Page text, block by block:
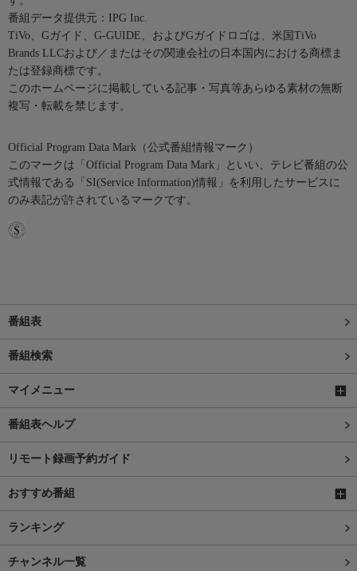
番組データ提供元：IPG Inc.
TiVo、Gガイド、G-GUIDE、およびGガイドロゴは、米国TiVo
Brands LLCおよび／またはその関連会社の日本国内における商標ま
たは登録商標です。
このホームページに掲載している記事・写真等あらゆる素材の無断
複写・転載を禁じます。
Official Program Data Mark（公式番組情報マーク）
このマークは「Official Program Data Mark」といい、テレビ番組の公
式情報である「SI(Service Information)情報」を利用したサービスに
のみ表記が許されているマークです。
番組表
番組検索
マイメニュー
番組表ヘルプ
リモート録画予約ガイド
おすすめ番組
ランキング
チャンネル一覧